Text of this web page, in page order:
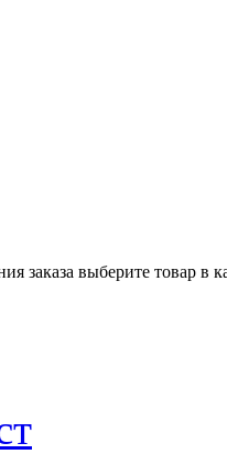
заказа выберите товар в